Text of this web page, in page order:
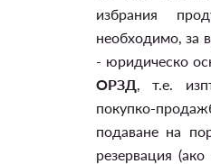
избрания
необходимо, за
- юридическо
ОРЗД, т.е.
покупко-
подаване на
резервация